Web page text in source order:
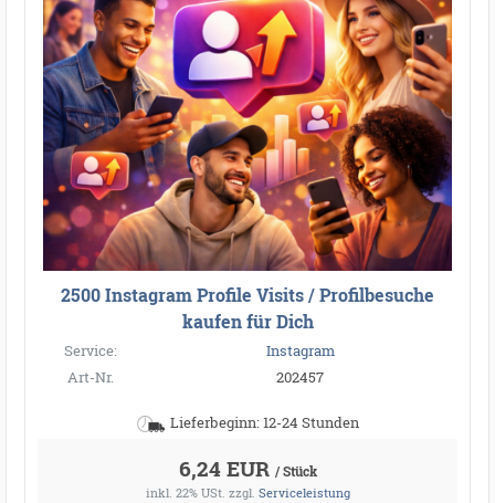
2500 Instagram Profile Visits / Profilbesuche
kaufen für Dich
Service:
Instagram
Art-Nr.
202457
Lieferbeginn: 12-24 Stunden
6,24 EUR / Stück
inkl. 22% USt. zzgl. Serviceleistung